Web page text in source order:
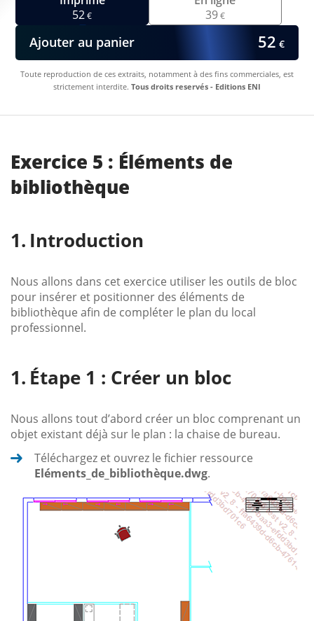
52€
39€
Ajouter au panier 52 €
Toute reproduction de ces extraits, notamment à des fins commerciales, est
strictement interdite. Tous droits reservés - Editions ENI
Exercice 5 : Éléments de
bibliothèque
Introduction
Nous allons dans cet exercice utiliser les outils de bloc
pour insérer et positionner des éléments de
bibliothèque afin de compléter le plan du local
professionnel.
Étape 1 : Créer un bloc
Nous allons tout d’abord créer un bloc comprenant un
objet existant déjà sur le plan : la chaise de bureau.
Téléchargez et ouvrez le fichier ressource
Eléments_de_bibliothèque.dwg.